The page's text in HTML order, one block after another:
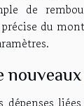
de
du